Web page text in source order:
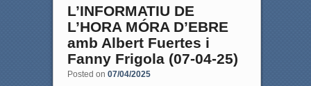
L’INFORMATIU DE
L’HORA MÓRA D’EBRE
amb Albert Fuertes i
Fanny Frigola (07-04-25)
Posted on 07/04/2025